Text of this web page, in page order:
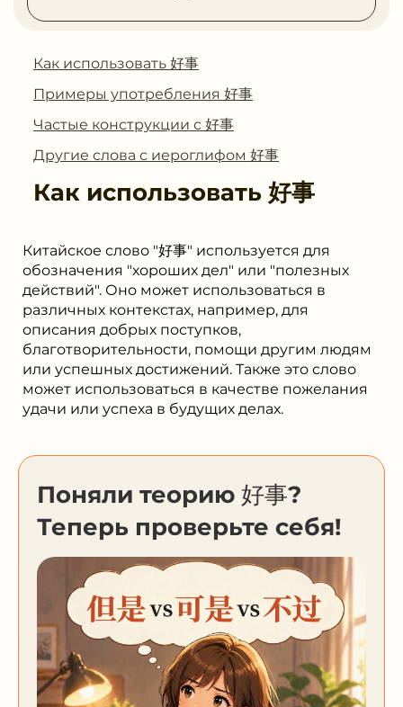
Как использовать 好事
Примеры употребления 好事
Частые конструкции с 好事
Другие слова с иероглифом 好事
Как использовать 好事
Китайское слово "好事" используется для
обозначения "хороших дел" или "полезных
действий". Оно может использоваться в
различных контекстах, например, для
описания добрых поступков,
благотворительности, помощи другим людям
или успешных достижений. Также это слово
может использоваться в качестве пожелания
удачи или успеха в будущих делах.
Поняли теорию 好事?
Теперь проверьте себя!